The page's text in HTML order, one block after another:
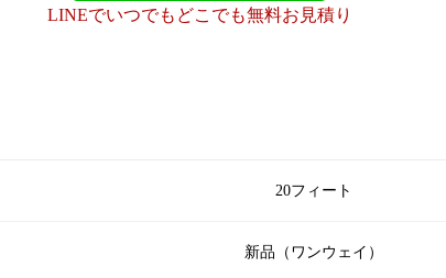
LINEでいつでもどこでも無料お見積り
20フィート
新品（ワンウェイ）